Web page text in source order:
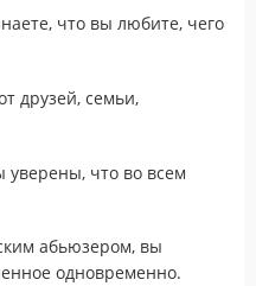
что вы любите, чего
друзей, семьи,
уверены, что во всем
абьюзером, вы
одновременно.